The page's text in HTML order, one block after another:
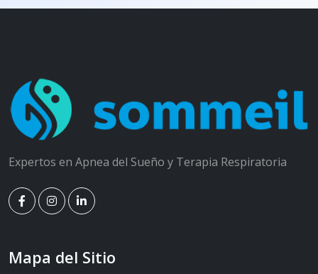
Expertos en Apnea del Sueño y Terapia Respiratoria
Mapa del Sitio